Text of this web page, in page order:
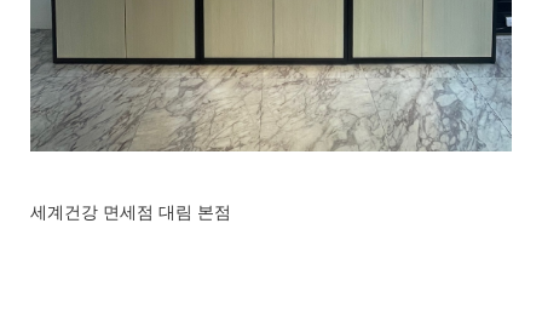
세계건강 면세점 대림 본점